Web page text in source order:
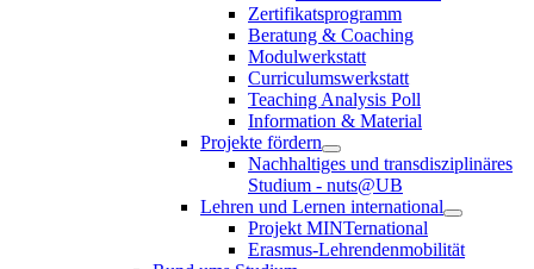
Zertifikatsprogramm
Beratung & Coaching
Modulwerkstatt
Curriculumswerkstatt
Teaching Analysis Poll
Information & Material
Projekte fördern
Nachhaltiges und transdisziplinäres
Studium - nuts@UB
Lehren und Lernen international
Projekt MINTernational
Erasmus-Lehrendenmobilität